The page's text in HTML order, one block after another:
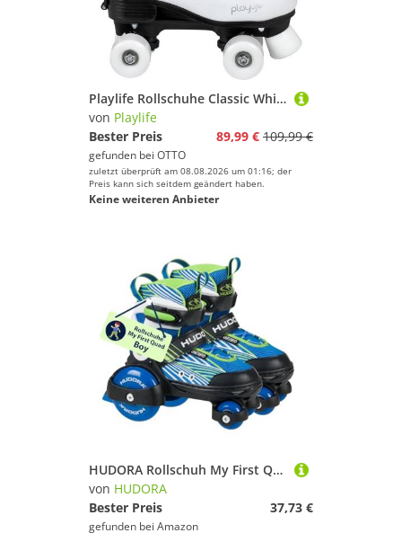
Playlife Rollschuhe Classic White adjustable
von Playlife
Bester Preis
89,99 € 109,99 €
gefunden bei OTTO
zuletzt überprüft am 08.08.2026 um 01:16; der
Preis kann sich seitdem geändert haben.
Keine weiteren Anbieter
HUDORA Rollschuh My First Quad in versch. Größen & Farben - hochwertige Rollschuhe für Kinder bis 20kg - Kinder Rollschuhe größenverstellbar - sichere Einsteiger-Rollerskates mit großen Rollen
von HUDORA
Bester Preis
37,73 €
gefunden bei Amazon